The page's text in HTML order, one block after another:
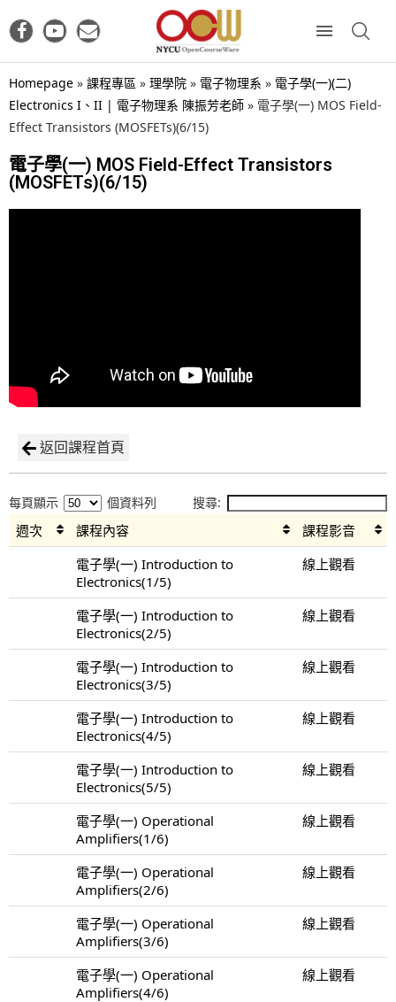
Homepage » 課程專區 » 理學院 » 電子物理系 » 電子學(一)(二)
Electronics I、II | 電子物理系 陳振芳老師 » 電子學(一) MOS Field-
Effect Transistors (MOSFETs)(6/15)
電子學(一) MOS Field-Effect Transistors
(MOSFETs)(6/15)
返回課程首頁
每頁顯示 個資料列 搜尋:
週次 課程內容
課程影音
電子學(一) Introduction to
Electronics(1/5)
線上觀看
電子學(一) Introduction to
Electronics(2/5)
線上觀看
電子學(一) Introduction to
Electronics(3/5)
線上觀看
電子學(一) Introduction to
Electronics(4/5)
線上觀看
電子學(一) Introduction to
Electronics(5/5)
線上觀看
電子學(一) Operational
Amplifiers(1/6)
線上觀看
電子學(一) Operational
Amplifiers(2/6)
線上觀看
電子學(一) Operational
Amplifiers(3/6)
線上觀看
電子學(一) Operational
Amplifiers(4/6)
線上觀看